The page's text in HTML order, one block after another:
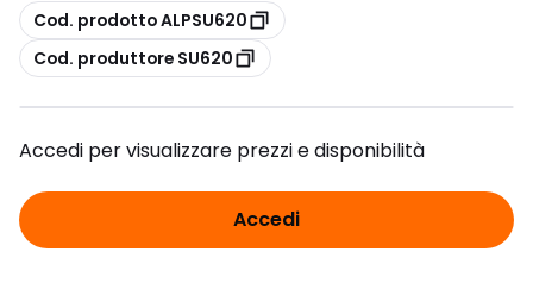
copia
Cod. prodotto ALPSU620
copia
Cod. produttore SU620
Accedi per visualizzare prezzi e disponibilità
Accedi